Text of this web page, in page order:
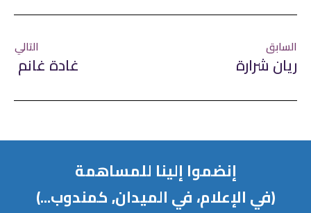
السابق
ريان شرارة
التالي
غادة غانم
إنضموا إلينا للمساهمة
(في الإعلام، في الميدان, كمندوب...)